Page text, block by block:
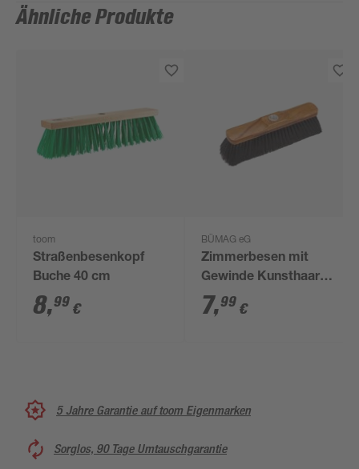
Ähnliche Produkte
toom
Straßenbesenkopf
Buche 40 cm
8,99 €
BÜMAG eG
Zimmerbesen mit
Gewinde Kunsthaar
schwarz
7,99 €
5 Jahre Garantie auf toom Eigenmarken
Sorglos, 90 Tage Umtauschgarantie